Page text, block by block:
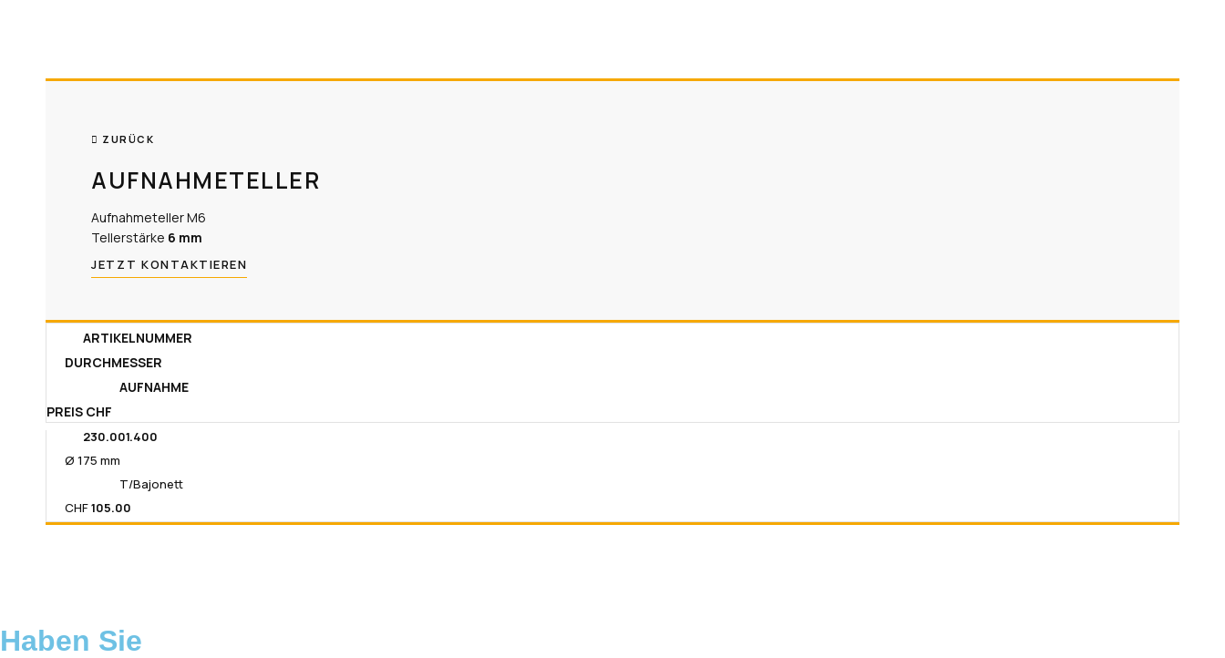
ZURÜCK
AUFNAHMETELLER
Aufnahmeteller M6
Tellerstärke 6 mm​
JETZT KONTAKTIEREN
ARTIKELNUMMER
DURCHMESSER
AUFNAHME
PREIS CHF
230.001.400
Ø 175 mm
T/Bajonett
CHF105.00
Haben Sie